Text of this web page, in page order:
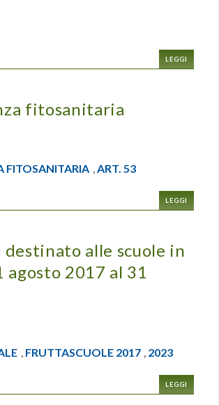
LEGGI
fitosanitaria
FITOSANITARIA , ART. 53
LEGGI
alle scuole in
2017 al 31
, FRUTTASCUOLE 2017 , 2023
LEGGI